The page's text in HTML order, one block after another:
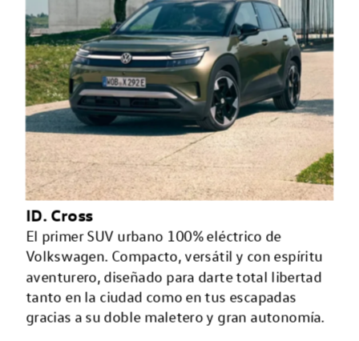
ID. Cross
El primer SUV urbano 100% eléctrico de
Volkswagen. Compacto, versátil y con espíritu
aventurero, diseñado para darte total libertad
tanto en la ciudad como en tus escapadas
gracias a su doble maletero y gran autonomía.